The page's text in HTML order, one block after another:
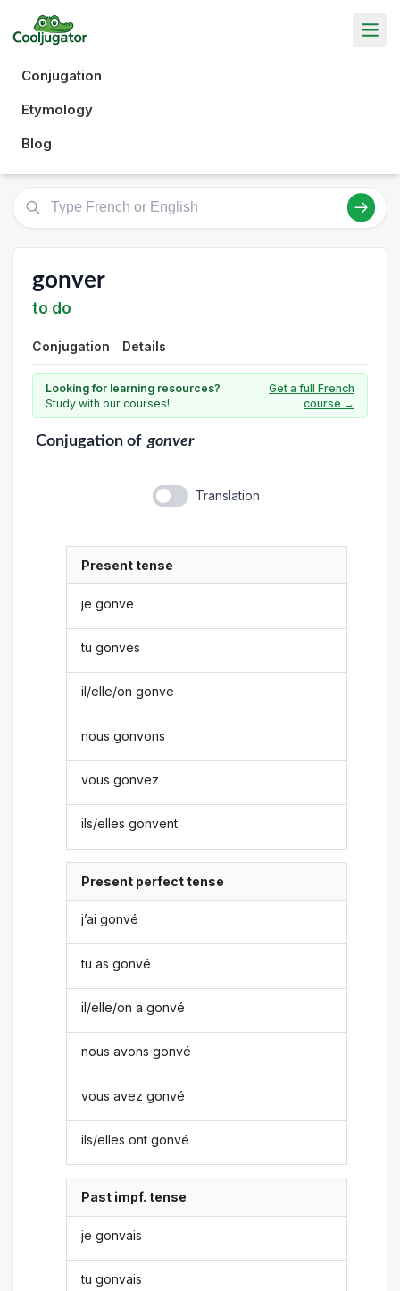
Conjugation
Etymology
Blog
gonver
to do
Conjugation Details
Looking for learning resources?
Study with our courses!
Get a full French
course →
Conjugationof gonver
Translation
Present tense
je gonve
tu gonves
il/elle/on gonve
nous gonvons
vous gonvez
ils/elles gonvent
Present perfect tense
j’ai gonvé
tu as gonvé
il/elle/on a gonvé
nous avons gonvé
vous avez gonvé
ils/elles ont gonvé
Past impf. tense
je gonvais
tu gonvais